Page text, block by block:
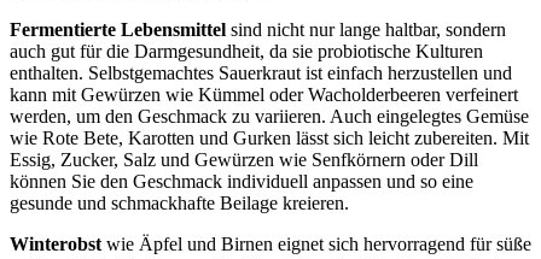
Fermentierte Lebensmittel sind nicht nur lange haltbar, sondern
auch gut für die Darmgesundheit, da sie probiotische Kulturen
enthalten. Selbstgemachtes Sauerkraut ist einfach herzustellen und
kann mit Gewürzen wie Kümmel oder Wacholderbeeren verfeinert
werden, um den Geschmack zu variieren. Auch eingelegtes Gemüse
wie Rote Bete, Karotten und Gurken lässt sich leicht zubereiten. Mit
Essig, Zucker, Salz und Gewürzen wie Senfkörnern oder Dill
können Sie den Geschmack individuell anpassen und so eine
gesunde und schmackhafte Beilage kreieren.
Winterobst wie Äpfel und Birnen eignet sich hervorragend für süße